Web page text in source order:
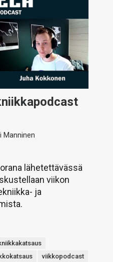
Manninen
lähetettävässä
viikon
ja
viikkopodcast